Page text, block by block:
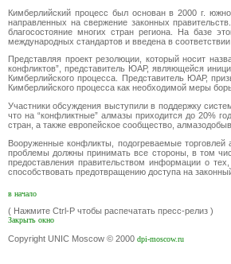
Кимберлийский процесс был основан в 2000 г.
направленных на свержение законных
благосостояние многих стран региона. На базе
международных стандартов и введена в
Представляя проект резолюции, который носит
конфликтов”, представитель ЮАР, являющейся
Кимберлийского процесса. Представитель ЮАР,
Кимберлийского процесса как необходимой меры
Участники обсуждения выступили в поддержку
что на “конфликтные” алмазы приходится до 20%
стран, а также европейское сообщество,
Вооруженные конфликты, подогреваемые
проблемы должны принимать все стороны, в том
предоставления правительством информации о
способствовать предотвращению доступа на
в начало
( Нажмите Ctrl-P чтобы распечатать пресс-релиз )
Закрыть окно
Copyright UNIC Moscow © 2000 dpi-moscow.ru